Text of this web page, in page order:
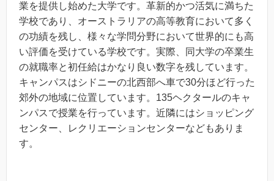
業を提供し始めた大学です。革新的かつ活気に満ちた
学校であり、オーストラリアの高等教育において多く
の功績を残し、様々な学問分野において世界的にも高
い評価を受けている学校です。実際、同大学の卒業生
の就職率と初任給はかなり良い数字を残しています。
キャンパスはシドニーの北西部へ車で30分ほど行った
郊外の地域に位置しています。135ヘクタールのキャ
ンパスで授業を行っています。近隣にはショッピング
センター、レクリエーションセンターなどもありま
す。